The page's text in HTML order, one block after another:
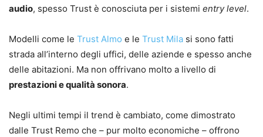
audio, spesso Trust è conosciuta per i sistemi entry level.
Modelli come le Trust Almo e le Trust Mila si sono fatti
strada all’interno degli uffici, delle aziende e spesso anche
delle abitazioni. Ma non offrivano molto a livello di
prestazioni e qualità sonora.
Negli ultimi tempi il trend è cambiato, come dimostrato
dalle Trust Remo che – pur molto economiche – offrono